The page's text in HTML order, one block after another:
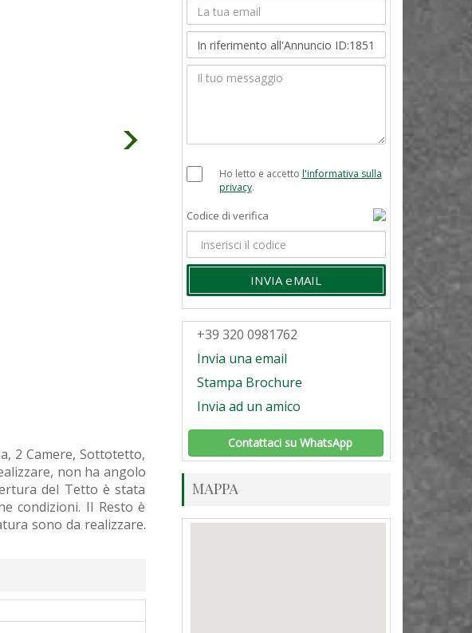
2 Camere, Sottotetto,
non ha angolo
del Tetto è stata
condizioni. Il Resto è
sono da realizzare.
Ho letto e accetto l'informativa sulla
privacy.
Codice di verifica
INVIA eMAIL
+39 320 0981762
Invia una email
Stampa Brochure
Invia ad un amico
Contattaci su WhatsApp
MAPPA